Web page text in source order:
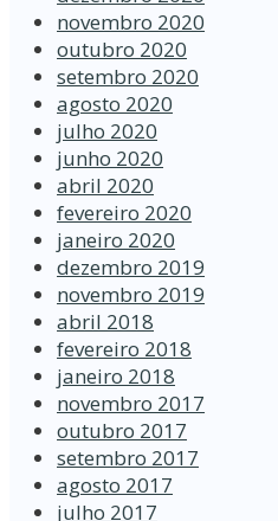
novembro 2020
outubro 2020
setembro 2020
agosto 2020
julho 2020
junho 2020
abril 2020
fevereiro 2020
janeiro 2020
dezembro 2019
novembro 2019
abril 2018
fevereiro 2018
janeiro 2018
novembro 2017
outubro 2017
setembro 2017
agosto 2017
julho 2017